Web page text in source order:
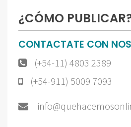
¿CÓMO
CONTACTATE CON
(+54-11) 4803 2389
(+54-911) 5009 7093